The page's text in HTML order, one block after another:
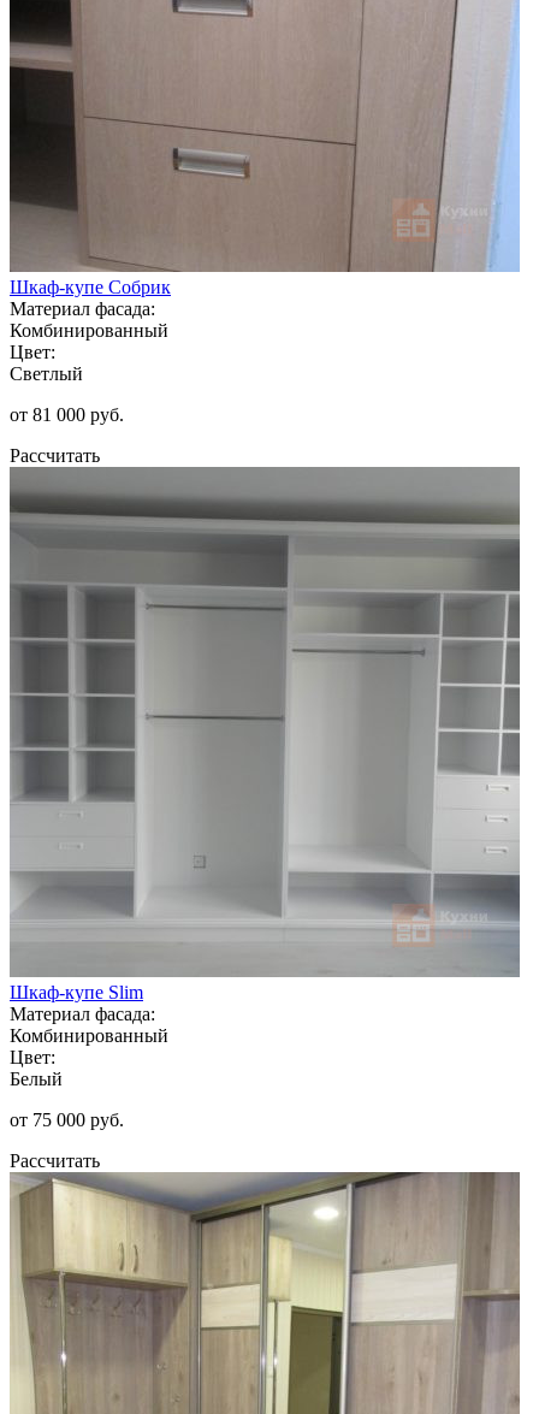
Шкаф-купе Собрик
Материал фасада:
Комбинированный
Цвет:
Светлый
от 81 000 руб.
Рассчитать
Шкаф-купе Slim
Материал фасада:
Комбинированный
Цвет:
Белый
от 75 000 руб.
Рассчитать